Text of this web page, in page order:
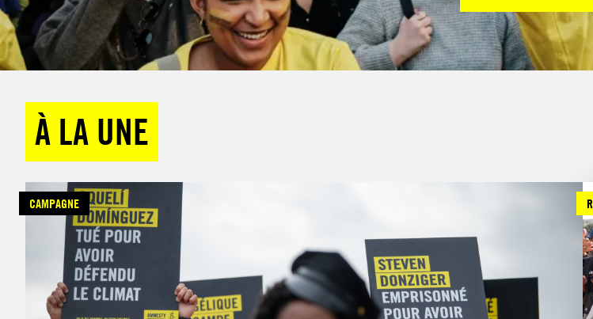
À LA UNE
CAMPAGNE